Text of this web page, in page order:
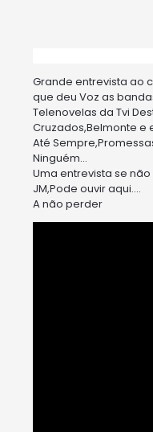
Grande entrevista ao
que deu Voz as
Telenovelas da Tvi
Cruzados,Belmonte e
Até
Ninguém…
Uma entrevista se não
JM,Pode ouvir aqui….
A não perder